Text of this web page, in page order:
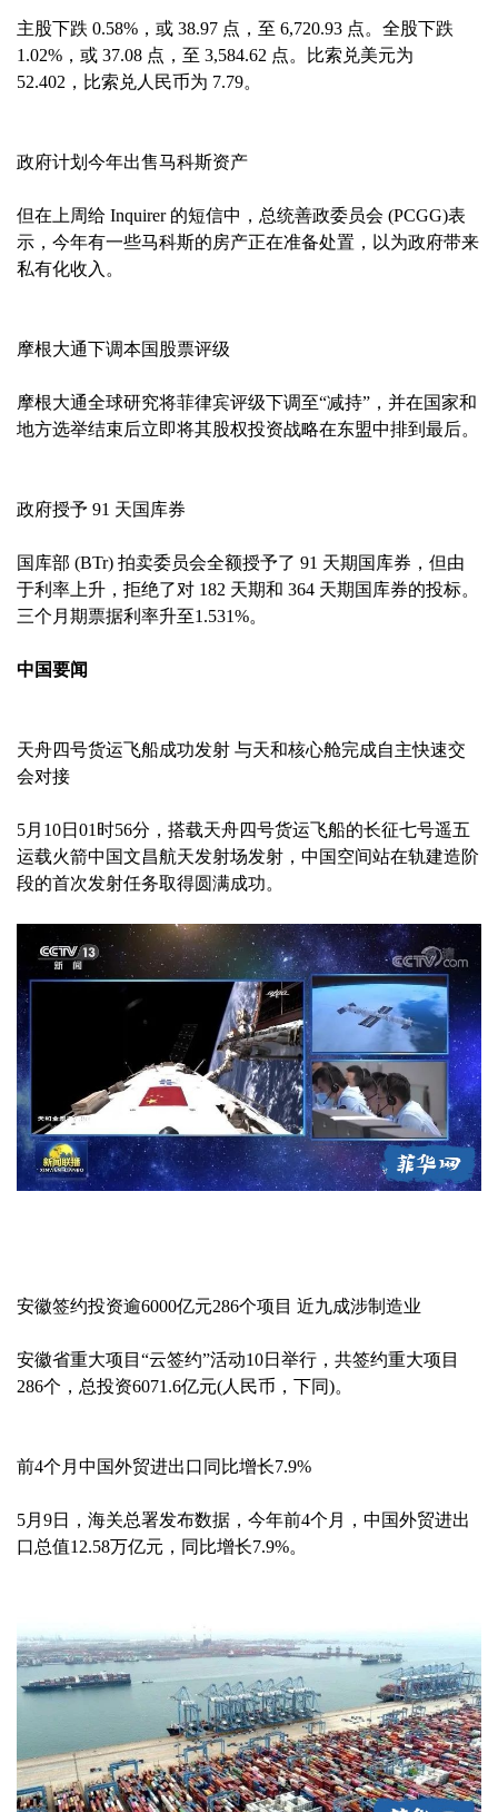
主股下跌 0.58%，或 38.97 点，至 6,720.93 点。全股下跌
1.02%，或 37.08 点，至 3,584.62 点。比索兑美元为
52.402，比索兑人民币为 7.79。
政府计划今年出售马科斯资产
但在上周给 Inquirer 的短信中，总统善政委员会 (PCGG)表
示，今年有一些马科斯的房产正在准备处置，以为政府带来
私有化收入。
摩根大通下调本国股票评级
摩根大通全球研究将菲律宾评级下调至“减持”，并在国家和
地方选举结束后立即将其股权投资战略在东盟中排到最后。
政府授予 91 天国库券
国库部 (BTr) 拍卖委员会全额授予了 91 天期国库券，但由
于利率上升，拒绝了对 182 天期和 364 天期国库券的投标。
三个月期票据利率升至1.531%。
中国要闻
天舟四号货运飞船成功发射 与天和核心舱完成自主快速交
会对接
5月10日01时56分，搭载天舟四号货运飞船的长征七号遥五
运载火箭中国文昌航天发射场发射，中国空间站在轨建造阶
段的首次发射任务取得圆满成功。
安徽签约投资逾6000亿元286个项目 近九成涉制造业
安徽省重大项目“云签约”活动10日举行，共签约重大项目
286个，总投资6071.6亿元(人民币，下同)。
前4个月中国外贸进出口同比增长7.9%
5月9日，海关总署发布数据，今年前4个月，中国外贸进出
口总值12.58万亿元，同比增长7.9%。